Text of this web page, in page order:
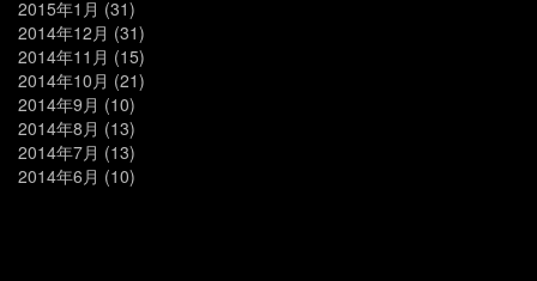
2015年1月 (31)
2014年12月 (31)
2014年11月 (15)
2014年10月 (21)
2014年9月 (10)
2014年8月 (13)
2014年7月 (13)
2014年6月 (10)